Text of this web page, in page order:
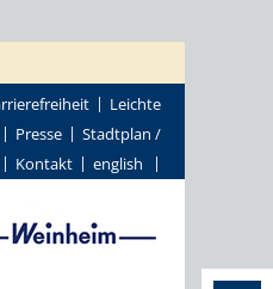
Leichte
Presse
Stadtplan /
Kontakt english